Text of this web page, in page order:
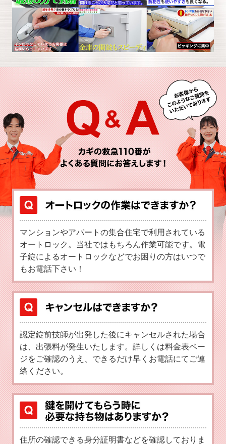
マンションやアパートの集合住宅で利用されている
オートロック。当社ではもちろん作業可能です。電
子錠によるオートロックなどでお困りの方はいつで
もお電話下さい！
認定錠前技師が出発した後にキャンセルされた場合
は、出張料が発生いたします。詳しくは料金表ペー
ジをご確認のうえ、できるだけ早くお電話にてご連
絡ください。
住所の確認できる身分証明書などを確認しておりま